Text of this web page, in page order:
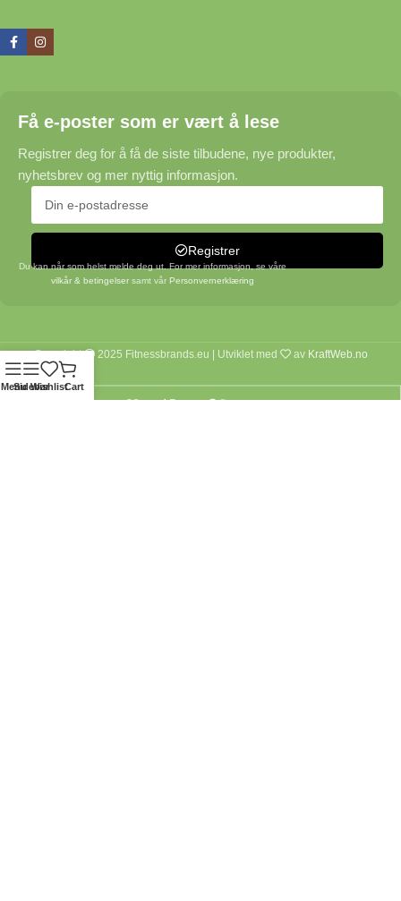
Få e-poster som er vært å lese
Registrer deg for å få de siste tilbudene, nye produkter,
nyhetsbrev og mer nyttig informasjon.
Registrer
Du kan når som helst melde deg ut. For mer informasjon, se våre
vilkår & betingelsersamt vår Personvernerklæring
Copyright 2025 Fitnessbrands.eu | Utviklet med av KraftWeb.no
MenuSidebarWishlistCart